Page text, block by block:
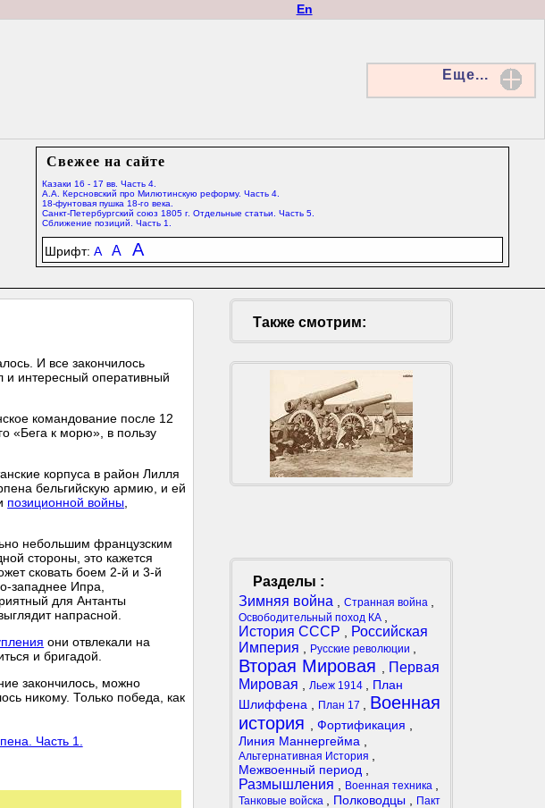
En
Еще...
Свежее на сайте
Казаки 16 - 17 вв. Часть 4.
А.А. Керсновский про Милютинскую реформу. Часть 4.
18-фунтовая пушка 18-го века.
Санкт-Петербургский союз 1805 г. Отдельные статьи. Часть 5.
Сближение позиций. Часть 1.
Шрифт:A A A
И все закончилось
и интересный оперативный
командование после 12
«Бега к морю», в пользу
корпуса в район Лилля
бельгийскую армию, и ей
позиционной войны
небольшим французским
стороны, это кажется
сковать боем 2-й и 3-й
западнее Ипра,
для Антанты
напрасной.
они отвлекали на
и бригадой.
закончилось, можно
никому. Только победа, как
Часть 1.
Также смотрим:
Разделы :
Зимняя война
Странная война
Освободительный поход КА
История СССР
Российская
Империя
Русские революции
Вторая Мировая
Первая
Мировая
Льеж 1914
План
Шлиффена
План 17
Военная
история
Фортификация
Линия Маннергейма
Альтернативная История
Межвоенный период
Размышления Военная техника
Танковые войска Полководцы
Пакт